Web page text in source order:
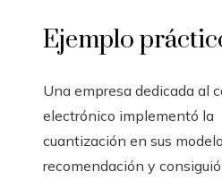
Ejemplo
Una empresa dedicada al
electrónico implementó la
cuantización en sus
recomendación y